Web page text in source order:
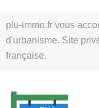
plu-immo.fr vous
d'urbanisme. Site
française.
au
contenu